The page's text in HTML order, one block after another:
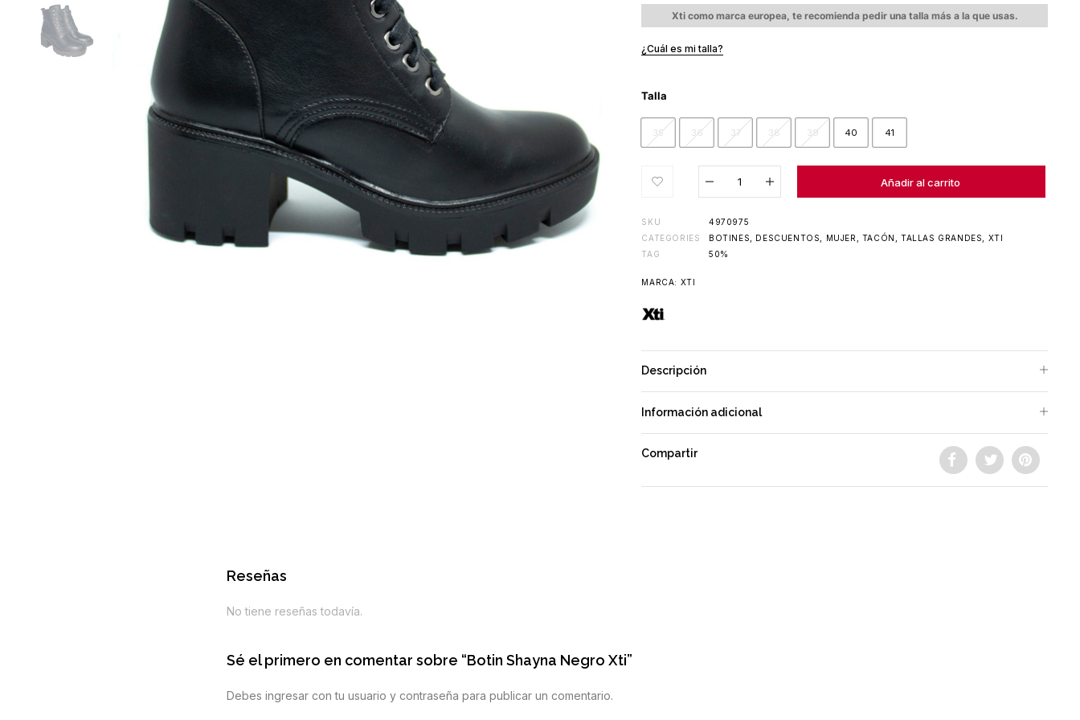
Xti como marca europea, te recomienda pedir una talla más a la que usas.
¿Cuál es mi talla?
35 36 37 38 39 40 41
Talla
Añadir al carrito
Añadido al carrito
SKU
4970975
CATEGORIES
BOTINES DESCUENTOS MUJER TACÓN ,TALLAS GRANDES
XTI
TAG
50%
MARCA: XTI
Descripción
Información adicional
Compartir
Reseñas
No tiene reseñas todavía.
Sé el primero en comentar sobre “Botin Shayna Negro Xti”
Debes ingresar con tu usuario y contraseña para publicar un comentario.